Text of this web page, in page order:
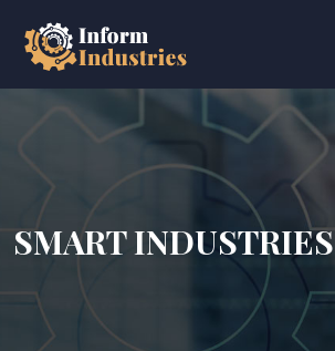
SMART INDUSTRIES